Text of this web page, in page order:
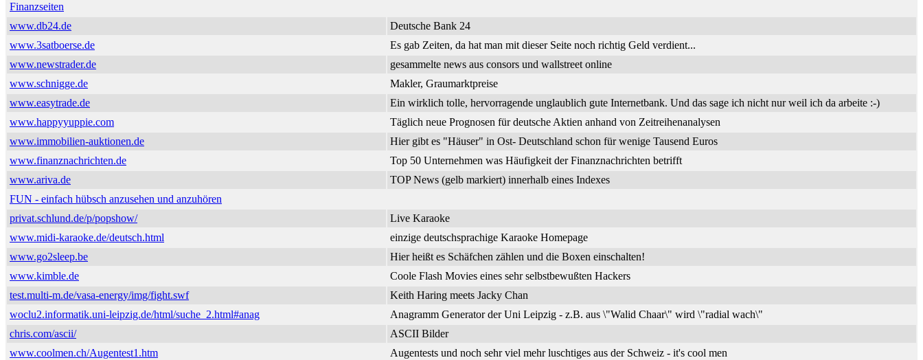
Finanzseiten
www.db24.de
Deutsche Bank 24
www.3satboerse.de
Es gab Zeiten, da hat man mit dieser Seite noch richtig Geld verdient...
www.newstrader.de
gesammelte news aus consors und wallstreet online
www.schnigge.de
Makler, Graumarktpreise
www.easytrade.de
Ein wirklich tolle, hervorragende unglaublich gute Internetbank. Und das sage ich nicht nur weil ich da arbeite :-)
www.happyyuppie.com
Täglich neue Prognosen für deutsche Aktien anhand von Zeitreihenanalysen
www.immobilien-auktionen.de
Hier gibt es "Häuser" in Ost- Deutschland schon für wenige Tausend Euros
www.finanznachrichten.de
Top 50 Unternehmen was Häufigkeit der Finanznachrichten betrifft
www.ariva.de
TOP News (gelb markiert) innerhalb eines Indexes
FUN - einfach hübsch anzusehen und anzuhören
privat.schlund.de/p/popshow/
Live Karaoke
www.midi-karaoke.de/deutsch.html
einzige deutschsprachige Karaoke Homepage
www.go2sleep.be
Hier heißt es Schäfchen zählen und die Boxen einschalten!
www.kimble.de
Coole Flash Movies eines sehr selbstbewußten Hackers
test.multi-m.de/vasa-energy/img/fight.swf
Keith Haring meets Jacky Chan
woclu2.informatik.uni-leipzig.de/html/suche_2.html#anag
Anagramm Generator der Uni Leipzig - z.B. aus \"Walid Chaar\" wird \"radial wach\"
chris.com/ascii/
ASCII Bilder
www.coolmen.ch/Augentest1.htm
Augentests und noch sehr viel mehr luschtiges aus der Schweiz - it's cool men